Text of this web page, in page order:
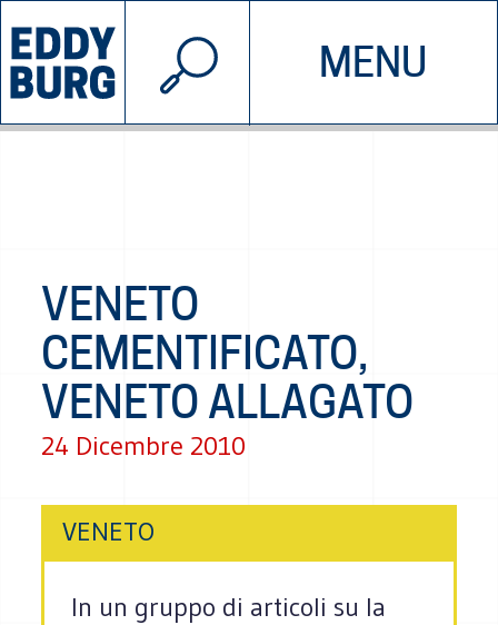
MENU
INIZIATIVE CHI SIAMO
© 2026 EDDYBURG
VENETO
CEMENTIFICATO,
VENETO ALLAGATO
24 Dicembre 2010
VENETO
In un gruppo di articoli su la